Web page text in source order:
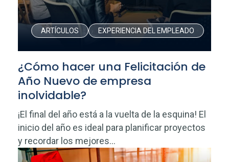
ARTÍCULOS EXPERIENCIA DEL EMPLEADO
¿Cómo hacer una Felicitación de
Año Nuevo de empresa
inolvidable?
¡El final del año está a la vuelta de la esquina! El
inicio del año es ideal para planificar proyectos
y recordar los mejores...